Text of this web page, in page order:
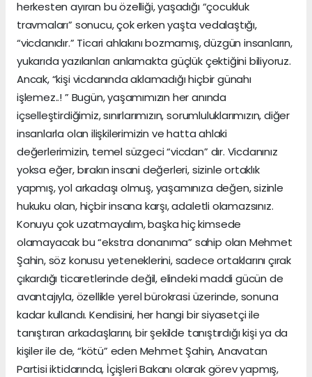
herkesten ayıran bu özelliği, yaşadığı “çocukluk
travmaları” sonucu, çok erken yaşta vedalaştığı,
“vicdanıdır.” Ticari ahlakını bozmamış, düzgün insanların,
yukarıda yazılanları anlamakta güçlük çektiğini biliyoruz.
Ancak, “kişi vicdanında aklamadığı hiçbir günahı
işlemez..! ” Bugün, yaşamımızın her anında
içselleştirdiğimiz, sınırlarımızın, sorumluluklarımızın, diğer
insanlarla olan ilişkilerimizin ve hatta ahlaki
değerlerimizin, temel süzgeci “vicdan” dır. Vicdanınız
yoksa eğer, bırakın insani değerleri, sizinle ortaklık
yapmış, yol arkadaşı olmuş, yaşamınıza değen, sizinle
hukuku olan, hiçbir insana karşı, adaletli olamazsınız.
Konuyu çok uzatmayalım, başka hiç kimsede
olamayacak bu “ekstra donanıma” sahip olan Mehmet
Şahin, söz konusu yeteneklerini, sadece ortaklarını çırak
çıkardığı ticaretlerinde değil, elindeki maddi gücün de
avantajıyla, özellikle yerel bürokrasi üzerinde, sonuna
kadar kullandı. Kendisini, her hangi bir siyasetçi ile
tanıştıran arkadaşlarını, bir şekilde tanıştırdığı kişi ya da
kişiler ile de, “kötü” eden Mehmet Şahin, Anavatan
Partisi iktidarında, İçişleri Bakanı olarak görev yapmış,